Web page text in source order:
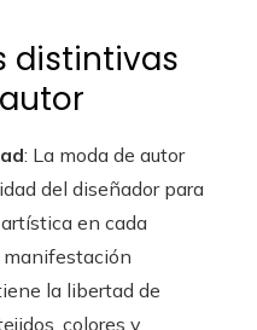
distintivas
: La moda de autor
del diseñador para
en cada
manifestación
la libertad de
colores y